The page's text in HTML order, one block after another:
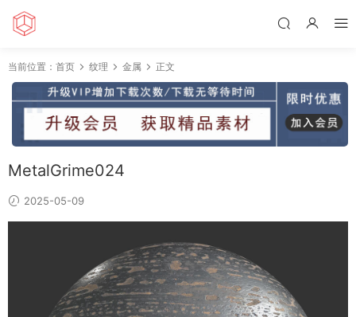
当前位置： 首页 纹理 金属 正文
MetalGrime024
2025-05-09